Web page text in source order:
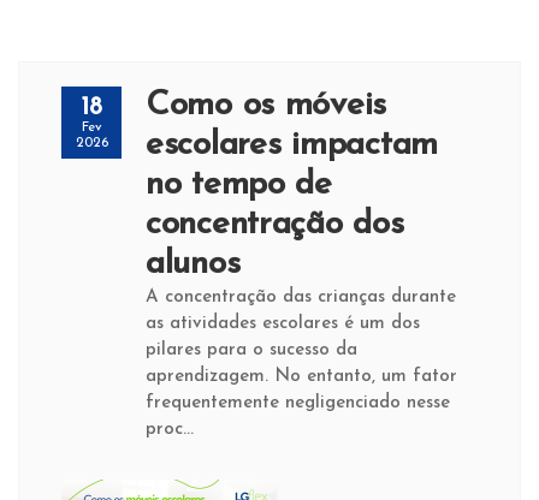
18
Fev
2026
Como os móveis
escolares impactam
no tempo de
concentração dos
alunos
A concentração das crianças durante
as atividades escolares é um dos
pilares para o sucesso da
aprendizagem. No entanto, um fator
frequentemente negligenciado nesse
proc...